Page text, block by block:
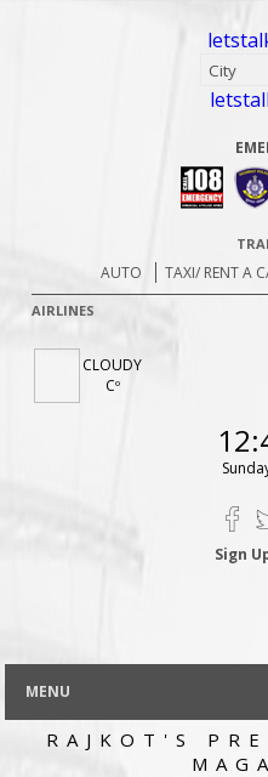
AUTO TAXI/ RENT A
AIRLINES
CLOUDY
Cº
Sign
MENU
RAJKOT'S